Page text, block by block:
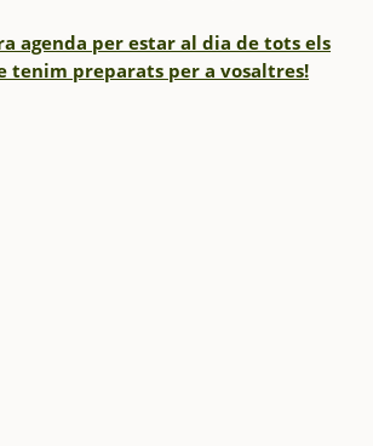
agenda per estar al dia de tots els
tenim preparats per a vosaltres!